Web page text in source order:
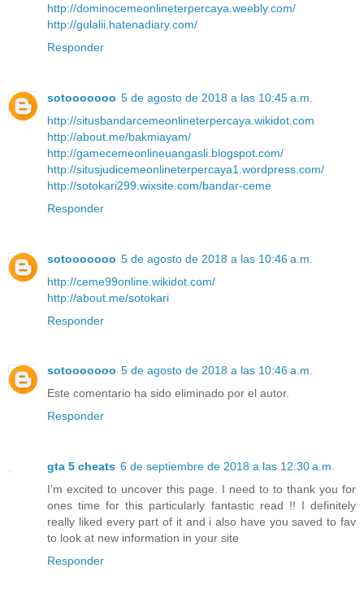
http://dominocemeonlineterpercaya.weebly.com/
http://gulalii.hatenadiary.com/
Responder
sotooooooo 5 de agosto de 2018 a las 10:45 a.m.
http://situsbandarcemeonlineterpercaya.wikidot.com
http://about.me/bakmiayam/
http://gamecemeonlineuangasli.blogspot.com/
http://situsjudicemeonlineterpercaya1.wordpress.com/
http://sotokari299.wixsite.com/bandar-ceme
Responder
sotooooooo 5 de agosto de 2018 a las 10:46 a.m.
http://ceme99online.wikidot.com/
http://about.me/sotokari
Responder
sotooooooo 5 de agosto de 2018 a las 10:46 a.m.
Este comentario ha sido eliminado por el autor.
Responder
gta 5 cheats 6 de septiembre de 2018 a las 12:30 a.m.
I’m excited to uncover this page. I need to to thank you for
ones time for this particularly fantastic read !! I definitely
really liked every part of it and i also have you saved to fav
to look at new information in your site
Responder